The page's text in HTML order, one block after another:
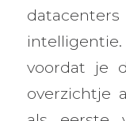
voordat je
overzichtje